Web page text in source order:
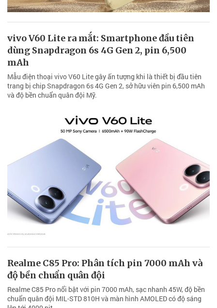
vivo V60 Lite ra mắt: Smartphone đầu tiên
dùng Snapdragon 6s 4G Gen 2, pin 6,500
mAh
Mẫu điện thoại vivo V60 Lite gây ấn tượng khi là thiết bị đầu tiên
trang bị chip Snapdragon 6s 4G Gen 2, sở hữu viên pin 6,500 mAh
và độ bền chuẩn quân đội Mỹ.
Realme C85 Pro: Phân tích pin 7000 mAh và
độ bền chuẩn quân đội
Realme C85 Pro nổi bật với pin 7000 mAh, sạc nhanh 45W, độ bền
chuẩn quân đội MIL-STD 810H và màn hình AMOLED có độ sáng